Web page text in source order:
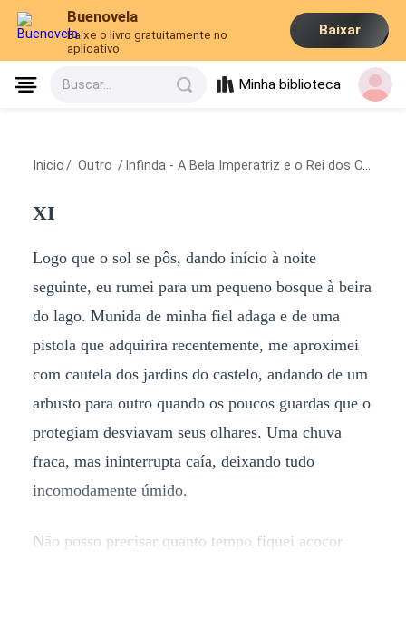
Buenovela
Baixe o livro gratuitamente no
aplicativo
Baixar
Buscar... Minha biblioteca
Inicio / Outro / Infinda - A Bela Imperatriz e o Rei dos Contos de Fadas
XI
Logo que o sol se pôs, dando início à noite
seguinte, eu rumei para um pequeno bosque à beira
do lago. Munida de minha fiel adaga e de uma
pistola que adquirira recentemente, me aproximei
com cautela dos jardins do castelo, andando de um
arbusto para outro quando os poucos guardas que o
protegiam desviavam seus olhares. Uma chuva
fraca, mas ininterrupta caía, deixando tudo
incomodamente úmido.
Não posso precisar quanto tempo fiquei acocor